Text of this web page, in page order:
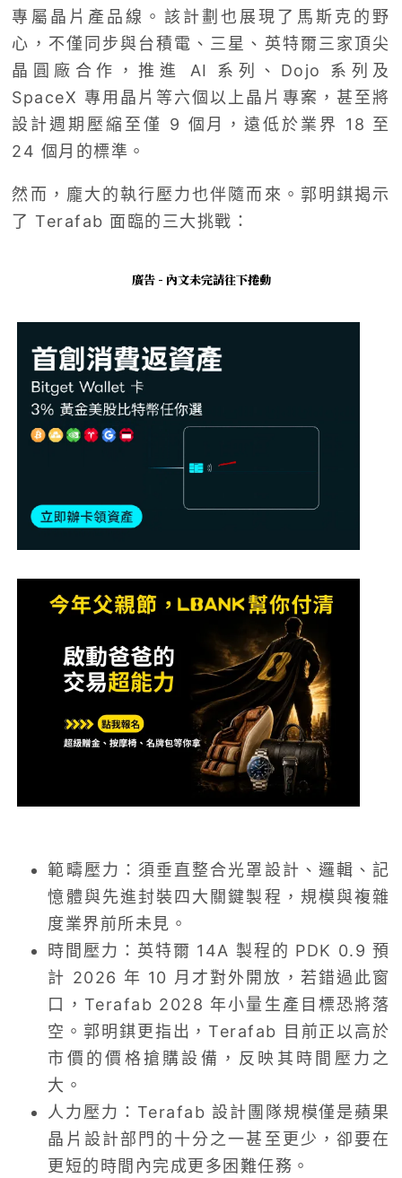
專屬晶片產品線。該計劃也展現了馬斯克的野
心，不僅同步與台積電、三星、英特爾三家頂尖
晶圓廠合作，推進 AI 系列、Dojo 系列及
SpaceX 專用晶片等六個以上晶片專案，甚至將
設計週期壓縮至僅 9 個月，遠低於業界 18 至
24 個月的標準。
然而，龐大的執行壓力也伴隨而來。郭明錤揭示
了 Terafab 面臨的三大挑戰：
廣告 - 內文未完請往下捲動
範疇壓力：須垂直整合光罩設計、邏輯、記
憶體與先進封裝四大關鍵製程，規模與複雜
度業界前所未見。
時間壓力：英特爾 14A 製程的 PDK 0.9 預
計 2026 年 10 月才對外開放，若錯過此窗
口，Terafab 2028 年小量生產目標恐將落
空。郭明錤更指出，Terafab 目前正以高於
市價的價格搶購設備，反映其時間壓力之
大。
人力壓力：Terafab 設計團隊規模僅是蘋果
晶片設計部門的十分之一甚至更少，卻要在
更短的時間內完成更多困難任務。